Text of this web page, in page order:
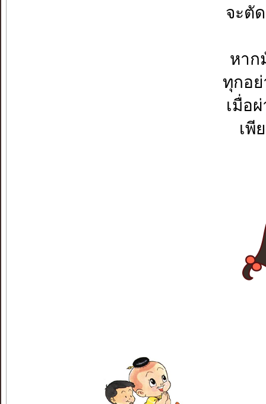
จะตั
หาก
ทุกอ
เมื่อ
เพี